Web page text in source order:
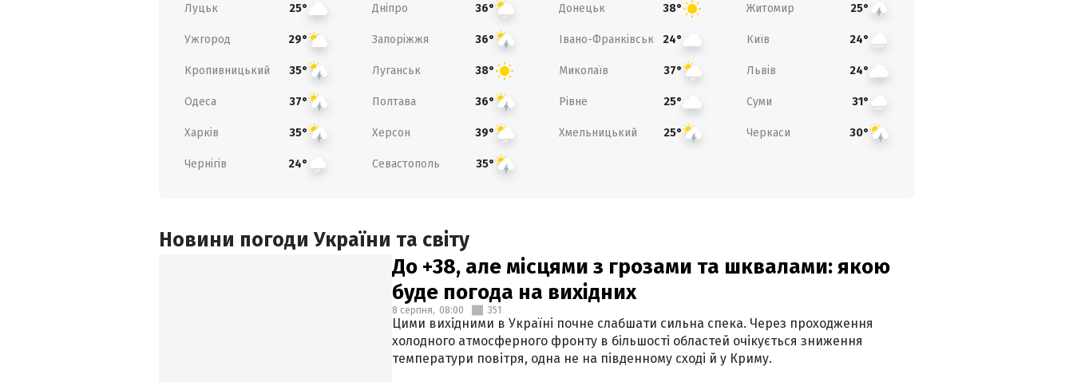
Луцьк 25° Дніпро 36° Донецьк 38° Житомир 25°
Ужгород 29° Запоріжжя 36° Івано-Франківськ 24° Київ 24°
Кропивницький 35° Луганськ 38° Миколаїв 37° Львів 24°
Одеса 37° Полтава 36° Рівне 25° Суми 31°
Харків 35° Херсон 39° Хмельницький 25° Черкаси 30°
Чернігів 24° Севастополь 35°
Новини погоди України та світу
До +38, але місцями з грозами та шквалами: якою
буде погода на вихідних
8 серпня, 08:00 351
Цими вихідними в Україні почне слабшати сильна спека. Через проходження
холодного атмосферного фронту в більшості областей очікується зниження
температури повітря, одна не на південному сході й у Криму.